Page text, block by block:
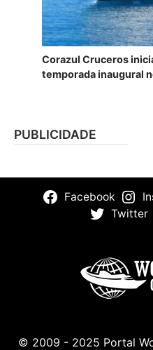
Corazul Cruceros
temporada inaugural
PUBLICIDADE
Facebook
Twitter
© 2009 - 2025 Portal